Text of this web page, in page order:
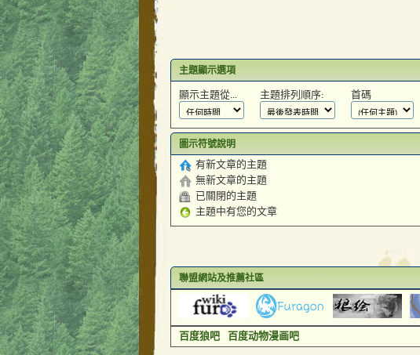
主題顯示選項
顯示主題從... 主題排列順序: 首碼
圖示符號說明
有新文章的主題
無新文章的主題
已關閉的主題
主題中有您的文章
聯盟網站及推薦社區
百度狼吧 百度动物漫画吧